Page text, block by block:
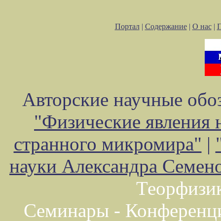
Портал| Содержание| О нас|
Авторские научные
"Физические явления
странного микромира" |
науки Александра
Семинары -